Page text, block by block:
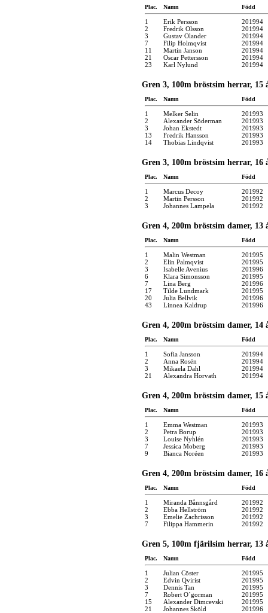
Plac. Namn Född
1 Erik Persson
201994
2
Fredrik Olsson
201994
3
Gustav Olander
201994
7
Filip Holmqvist
201994
11
Martin Janson
201994
21
Oscar Pettersson
201994
23
Karl Nylund 201994
Gren 3, 100m bröstsim herrar, 15
Plac. Namn Född
1 Melker Selin
201993
2
Alexander Söderman
201993
3
Johan Ekstedt
201993
13
Fredrik Hansson
201993
14
Thobias Lindqvist 201993
Gren 3, 100m bröstsim herrar, 16
Plac. Namn Född
1 Marcus Decoy
201992
2
Martin Persson
201992
3
Johannes Lampela 201992
Gren 4, 200m bröstsim damer, 13
Plac. Namn Född
1 Malin Westman
201995
2
Elin Palmqvist
201995
3
Isabelle Avenius
201996
6
Klara Simonsson
201995
7
Lina Berg
201996
17
Tilde Lundmark
201995
20
Julia Bellvik
201996
43
Linnea Kaldrup 201996
Gren 4, 200m bröstsim damer, 14
Plac. Namn Född
1 Sofia Jansson
201994
2
Anna Rosén
201994
3
Mikaela Dahl
201994
21
Alexandra Horvath 201994
Gren 4, 200m bröstsim damer, 15
Plac. Namn Född
1 Emma Westman
201993
2
Petra Borup
201993
3
Louise Nyhlén
201993
7
Jessica Moberg
201993
9
Bianca Noréen 201993
Gren 4, 200m bröstsim damer, 16
Plac. Namn Född
1 Miranda Bånnsgård
201992
2
Ebba Hellström
201992
3
Emelie Zachrisson
201992
7
Filippa Hammerin 201992
Gren 5, 100m fjärilsim herrar, 13
Plac. Namn Född
1 Julian Cöster
201995
2
Edvin Qvirist
201995
3
Dennis Tan
201995
7
Robert O´gorman
201995
15
Alexander Dimcevski
201995
21
Johannes Sköld 201996